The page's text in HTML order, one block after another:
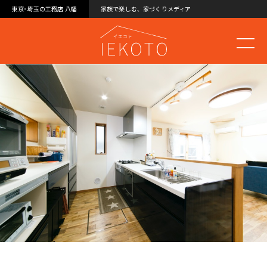
東京･埼玉の工務店 八幡 家族で楽しむ、家づくりメディア